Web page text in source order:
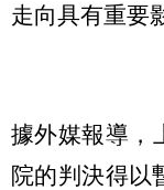
走向具有重要
據外媒報導，
院的判決得以